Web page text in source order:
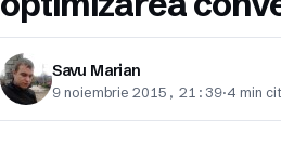
Savu Marian
9 noiembrie 2015, 21:39·4 min